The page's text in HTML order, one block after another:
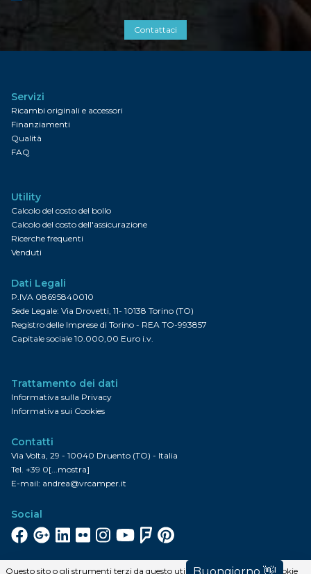
Contattaci
Servizi
Ricambi originali e accessori
Finanziamenti
Qualità
FAQ
Utility
Calcolo del costo del bollo
Calcolo del costo dell'assicurazione
Ricerche frequenti
Venduti
Dati Legali
P.IVA 08695840010
Sede Legale: Via Drovetti, 11- 10138 Torino (TO)
Registro delle Imprese di Torino - REA TO-993857
Capitale sociale 10.000,00 Euro i.v.
Trattamento dei dati
Informativa sulla Privacy
Informativa sui Cookies
Contatti
Via Volta, 29 - 10040 Druento (TO) - Italia
Tel. +39 0[...mostra]
E-mail: andrea@vrcamper.it
Social
Iscriviti alla newsletter
Questo sito o gli strumenti terzi da questo utilizzati si avvalgono di cookie